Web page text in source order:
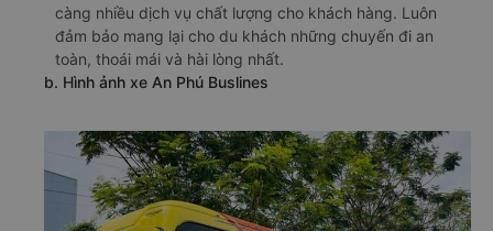
càng nhiều dịch vụ chất lượng cho khách hàng. Luôn
đảm bảo mang lại cho du khách những chuyến đi an
toàn, thoái mái và hài lòng nhất.
b. Hình ảnh xe An Phú Buslines